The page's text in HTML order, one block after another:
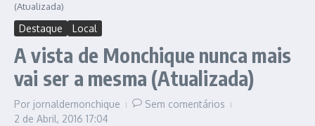
(Atualizada)
Destaque Local
A vista de Monchique nunca mais
vai ser a mesma (Atualizada)
Por jornaldemonchique
Sem comentários
2 de Abril, 2016 17:04